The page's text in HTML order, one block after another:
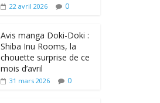
22 avril 2026 0
Avis manga Doki-Doki :
Shiba Inu Rooms, la
chouette surprise de ce
mois d’avril
31 mars 2026 0